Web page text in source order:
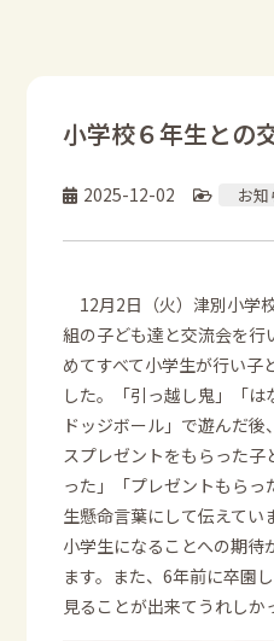
小学校６年生との
2025-12-02 お知
12月2日（火）津別小学
組の子ども達と交流会を
めてすべて小学生が行い子
した。「引っ越し鬼」「
ドッジボール」で遊んだ
スプレゼントをもらった
った」「プレゼントもら
生懸命言葉にして伝えてい
小学生になることへの期待
ます。また、6年前に卒園
見ることが出来てうれしか